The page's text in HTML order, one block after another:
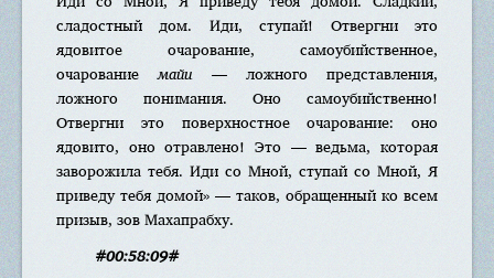
сладостный дом. Иди, ступай! Отвергни это
ядовитое очарование, самоубийственное,
очарованиемайи— ложного представления,
ложного понимания. Оно самоубийственно!
Отвергни это поверхностное очарование: оно
ядовито, оно отравлено! Это — ведьма, которая
заворожила тебя. Иди со Мной, ступай со Мной, Я
приведу тебя домой» — таков, обращенный ко всем
призыв, зов Махапрабху.
#00:58:09#